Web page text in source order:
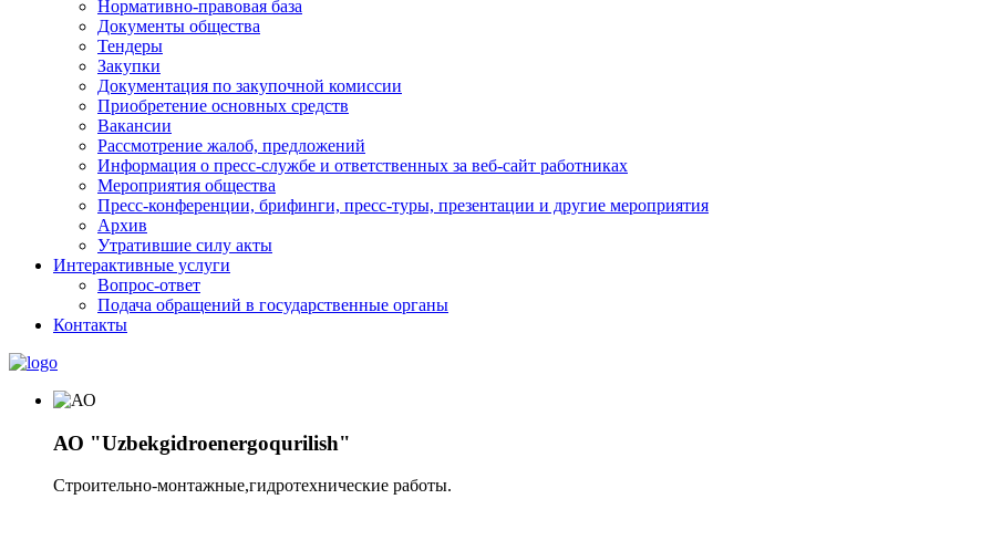
Нормативно-правовая база
Документы общества
Тендеры
Закупки
Документация по закупочной комиссии
Приобретение основных средств
Вакансии
Рассмотрение жалоб, предложений
Информация о пресс-службе и ответственных за веб-сайт работниках
Мероприятия общества
Пресс-конференции, брифинги, пресс-туры, презентации и другие мероприятия
Архив
Утратившие силу акты
Интерактивные услуги
Вопрос-ответ
Подача обращений в государственные органы
Контакты
АО "Uzbekgidroenergoqurilish"
Строительно-монтажные,гидротехнические работы.